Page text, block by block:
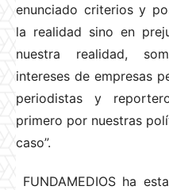
enunciado criterios y
la realidad sino en
nuestra realidad,
intereses de empresas
periodistas y
primero por nuestras
caso”.
FUNDAMEDIOS ha